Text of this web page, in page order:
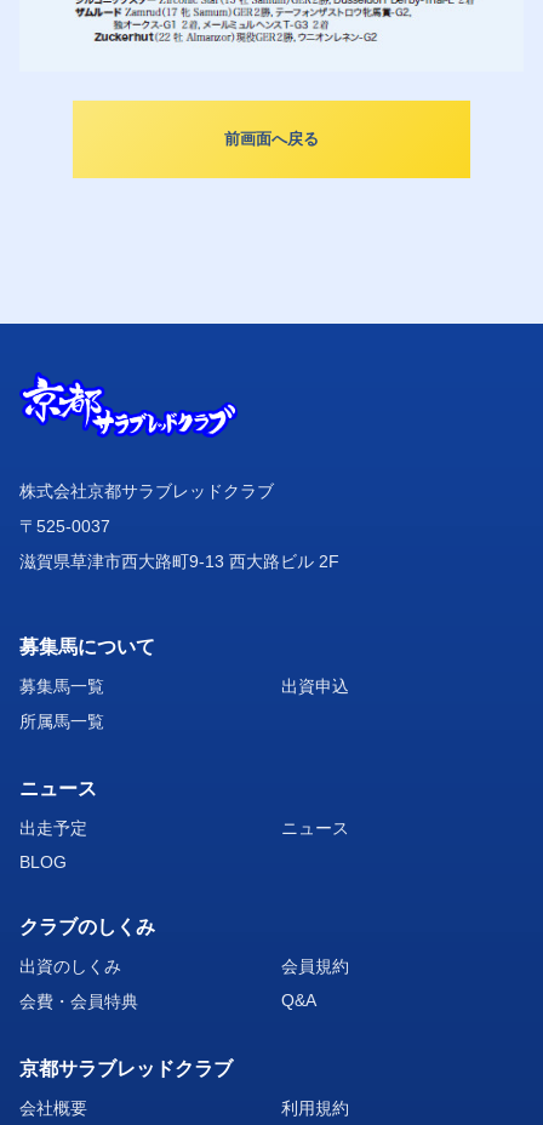
前画面へ戻る
株式会社京都サラブレッドクラブ
〒525-0037
滋賀県草津市西大路町9-13 西大路ビル 2F
募集馬について
募集馬一覧
出資申込
所属馬一覧
ニュース
出走予定
ニュース
BLOG
クラブのしくみ
出資のしくみ
会員規約
会費・会員特典
Q&A
京都サラブレッドクラブ
会社概要 利用規約